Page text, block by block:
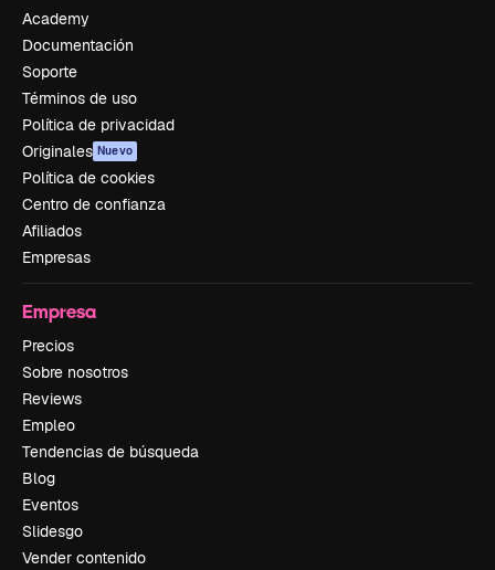
Academy
Documentación
Soporte
Términos de uso
Política de privacidad
Originales Nuevo
Política de cookies
Centro de confianza
Afiliados
Empresas
Empresa
Precios
Sobre nosotros
Reviews
Empleo
Tendencias de búsqueda
Blog
Eventos
Slidesgo
Vender contenido